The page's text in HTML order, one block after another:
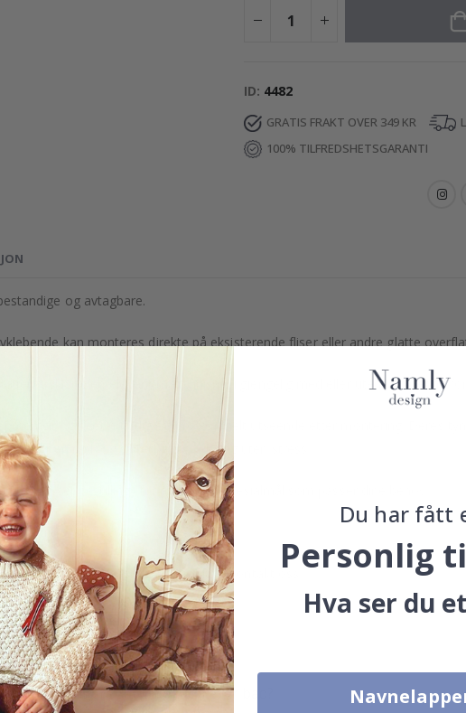
ID 4482
GRATIS FRAKT OVER 349 KR
100% TILFREDSHETSGARANTI
og avtagbare.
kan monteres direkte på eksisterende fliser eller andre glatte
trykk og en elegant matt finish. Tilgjengelig med eller uten laminering
men gir også et naturlig og profesjonelt utseende etter montering. Deres
ditt en rask og stilren oppgradering uten stress.
"Tilpasset bestilling" for å bestille i spesialmål som passer dine behov.
også!
eller spesialtilpasninger, vennligst kontakt oss.
Hva er selvklebende fliser?
Fungerer de i kjøkken eller bad?
Du har fått
Personlig
Hva ser du